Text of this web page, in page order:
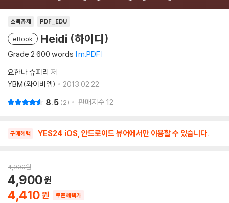
소득공제 PDF_EDU
eBook Heidi (하이디)
Grade 2 600 words m.PDF
요한나 슈피리 저
YBM(와이비엠)
2013.02.22.
8.5 2 판매지수 12
구매혜택 YES24 iOS, 안드로이드 뷰어에서만 이용할 수 있습니다.
4,900원
4,410
4,900
쿠폰혜택가